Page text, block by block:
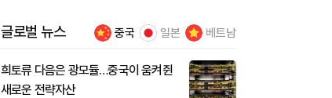
글로벌 뉴스 중국 일본 베트남
희토류 다음은 광모듈…중국이 움켜쥔
새로운 전략자산